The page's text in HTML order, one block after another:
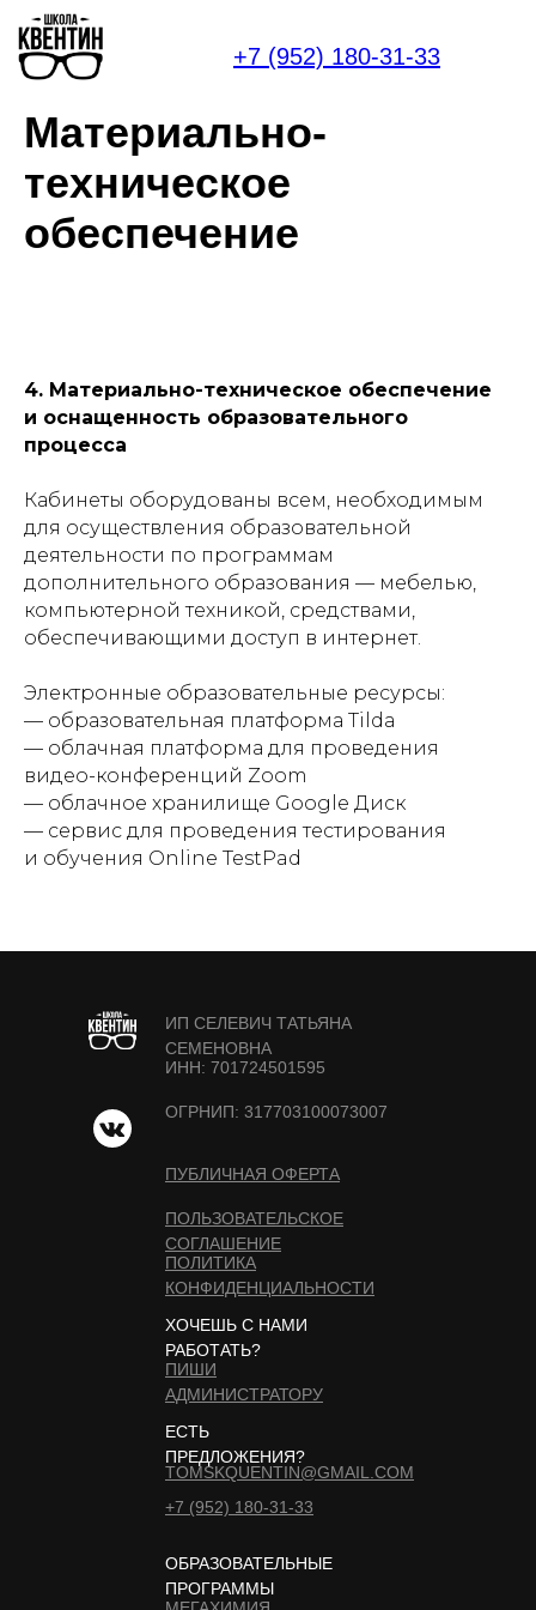
+7 (952) 180-31-33
Материально-
техническое
обеспечение
4. Материально-техническое обеспечение
и оснащенность образовательного
процесса
Кабинеты оборудованы всем, необходимым
для осуществления образовательной
деятельности по программам
дополнительного образования — мебелью,
компьютерной техникой, средствами,
обеспечивающими доступ в интернет.
Электронные образовательные ресурсы:
— образовательная платформа Tilda
— облачная платформа для проведения
видео-конференций Zoom
— облачное хранилище Google Диск
— сервис для проведения тестирования
и обучения Online TestPad
ИП СЕЛЕВИЧ ТАТЬЯНА
СЕМЕНОВНА
ИНН: 701724501595
ОГРНИП: 317703100073007
ПУБЛИЧНАЯ ОФЕРТА
ПОЛИТИКА
КОНФИДЕНЦИАЛЬНОСТИ
ПОЛЬЗОВАТЕЛЬСКОЕ
СОГЛАШЕНИЕ
ОБРАЗОВАТЕЛЬНЫЕ
ПРОГРАММЫ
ХОЧЕШЬ С НАМИ
РАБОТАТЬ?
ПИШИ
АДМИНИСТРАТОРУ
ЕСТЬ
ПРЕДЛОЖЕНИЯ?
TOMSKQUENTIN@GMAIL.COM
+7 (952) 180-31-33